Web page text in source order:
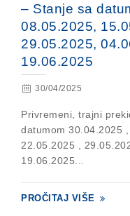
– Stanje sa
08.05.2025,
29.05.2025,
19.06.2025
30/04/2025
Privremeni, trajni
datumom 30.04.2025
22.05.2025 ,
19.06.2025...
PROČITAJ VIŠE